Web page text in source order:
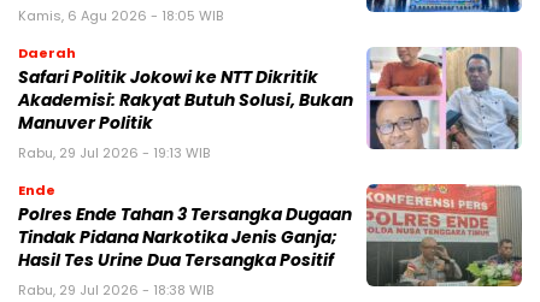
Kamis, 6 Agu 2026 - 18:05 WIB
Daerah
Safari Politik Jokowi ke NTT Dikritik
Akademisi: Rakyat Butuh Solusi, Bukan
Manuver Politik
Rabu, 29 Jul 2026 - 19:13 WIB
Ende
Polres Ende Tahan 3 Tersangka Dugaan
Tindak Pidana Narkotika Jenis Ganja;
Hasil Tes Urine Dua Tersangka Positif
Rabu, 29 Jul 2026 - 18:38 WIB